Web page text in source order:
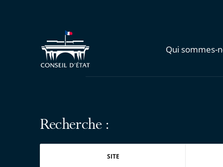
Qui sommes-
Recherche :
SITE